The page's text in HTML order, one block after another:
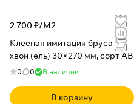
2 700 ₽/М2
Клееная имитация бруса из
хвои (ель) 30×270 мм, сорт АВ
0 0 В наличии
В корзину